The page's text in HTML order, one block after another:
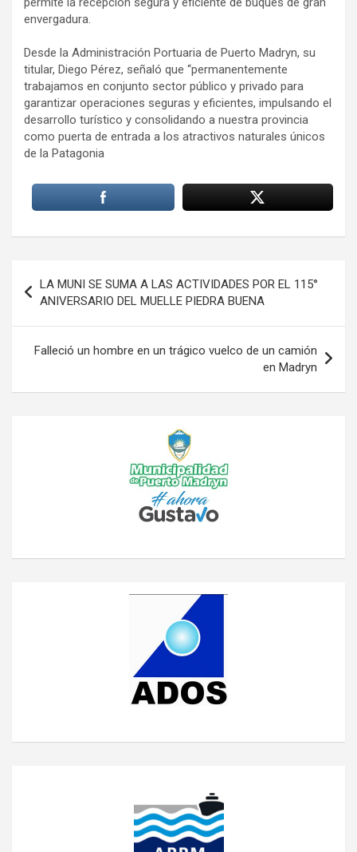
envergadura.
Desde la Administración Portuaria de Puerto Madryn, su
titular, Diego Pérez, señaló que “permanentemente
trabajamos en conjunto sector público y privado para
garantizar operaciones seguras y eficientes, impulsando el
desarrollo turístico y consolidando a nuestra provincia
como puerta de entrada a los atractivos naturales únicos
de la Patagonia
de
entradas
LA MUNI SE SUMA A LAS ACTIVIDADES POR EL 115°
ANIVERSARIO DEL MUELLE PIEDRA BUENA
Falleció un hombre en un trágico vuelco de un camión
en Madryn